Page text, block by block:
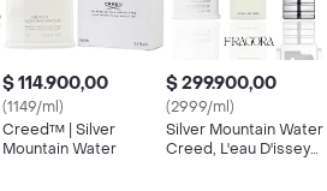
$ 114.900,00
(1149/ml)
Creed™ | Silver
Mountain Water
$ 299.900,00
(2999/ml)
Silver Mountain Water
Creed, L'eau D'issey